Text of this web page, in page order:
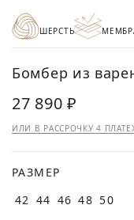
ШЕРСТЬ
Бомбер из
27 890 ₽
ИЛИ В РАССРОЧКУ 4
РАЗМЕР
42 44 46 48 50